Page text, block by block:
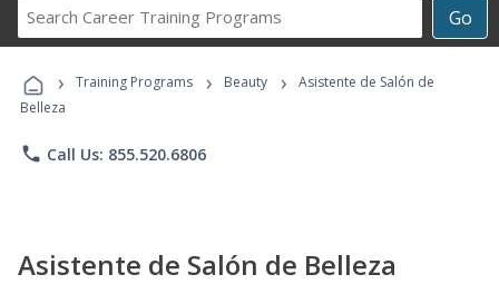
Go
Career
Programs
› Training Programs › Beauty ›
Asistente de Salón de
Belleza
phone Call Us: 855.520.6806
Asistente de Salón de Belleza